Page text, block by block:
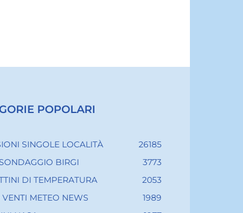
POPOLARI
SINGOLE LOCALITÀ
26185
BIRGI
3773
DI TEMPERATURA
2053
VENTI METEO NEWS
1989